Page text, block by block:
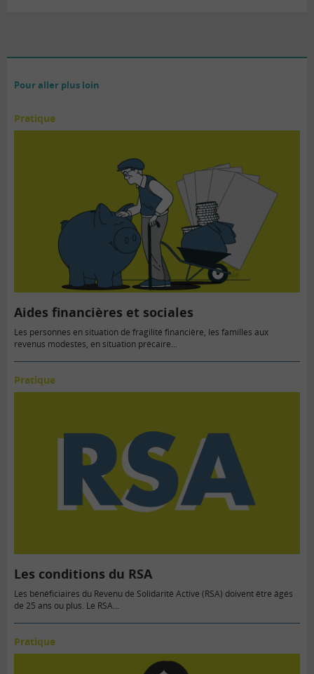
Pour aller plus loin
Pratique
Aides financières et sociales
Les personnes en situation de fragilité financière, les familles aux
revenus modestes, en situation précaire...
Pratique
Les conditions du RSA
Les bénéficiaires du Revenu de Solidarité Active (RSA) doivent être âgés
de 25 ans ou plus. Le RSA…
Pratique